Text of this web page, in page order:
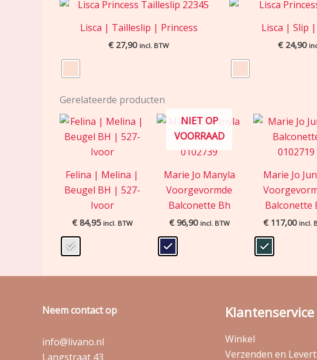
Lisca | Tailleslip | Princess
€ 27,90 incl. BTW
Lisca | Slip
€ 24,90
Gerelateerde producten
Felina | Melina |
Beugel BH | 527-
Ivoor
€84,95 incl. BTW
NIET OP
VOORRAAD
Marie Jo Manyla
Voorgevormde
Balconette Bh
€96,90 incl. BTW
Marie Jo
Balconette
€ 117,00 incl.
Neem contact op
info@livano.nl
Langstraat 43
Klantenservice
Winkel
Verzenden en